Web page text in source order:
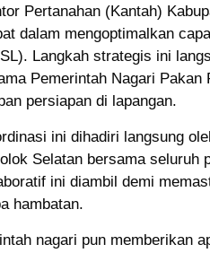
Pertanahan (Kantah)
dalam mengoptimalkan
Langkah strategis ini
Pemerintah Nagari Pakan
persiapan di lapangan.
ini dihadiri langsung
Selatan bersama seluruh
ini diambil demi
hambatan.
nagari pun memberikan